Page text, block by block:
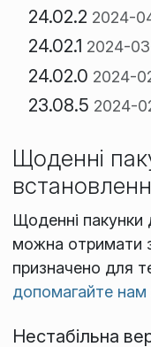
24.02.2 2024-
24.02.1 2024-
24.02.0 2024-
23.08.5 2024-
Щоденні
Щоденні пакунки
можна отримати
призначено для
допомагайте нам
Нестабільна